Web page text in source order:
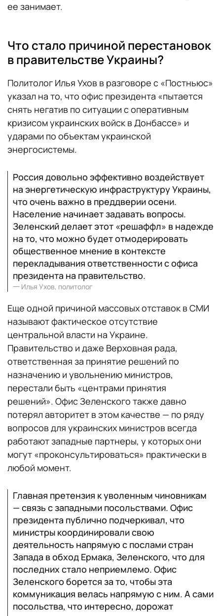
ее занимает.
Что стало причиной перестановок
в правительстве Украины?
Политолог Илья Ухов в разговоре с «Постньюс»
указал на то, что офис президента «пытается
снять негатив по ситуации с оперативным
кризисом украинских войск в Донбассе» и
ударами по объектам украинской
энергосистемы.
Россия довольно эффективно воздействует
на энергетическую инфраструктуру Украины,
что очень важно в преддверии осени.
Население начинает задавать вопросы.
Зеленский делает этот «решаффл» в надежде
на то, что можно будет отмодерировать
общественное мнение в контексте
перекладывания ответственности с офиса
президента на правительство.
一 Илья Ухов, политолог
Еще одной причиной массовых отставок в СМИ
называют фактическое отсутствие
центральной власти на Украине.
Правительство и даже Верховная рада,
ответственная за принятие решений по
назначению и увольнению министров,
перестали быть «центрами принятия
решений». Офис Зеленского также давно
потерял авторитет в этом качестве — по ряду
вопросов для украинских министров всегда
работают западные партнеры, у которых они
могут «проконсультироваться» практически в
любой момент.
Главная претензия к уволенным чиновникам
— связь с западными посольствами. Офис
президента публично подчеркивал, что
министры координировали свою
деятельность напрямую с послами стран
Запада в обход Ермака, Зеленского, что для
последних стало неприемлемо. Офис
Зеленского борется за то, чтобы эта
коммуникация велась напрямую с ним. А сами
посольства, что интересно, дорожат